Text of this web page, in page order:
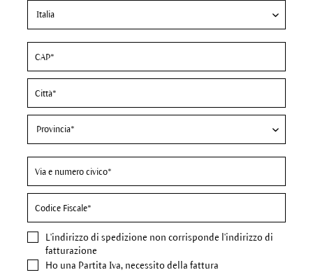
L'indirizzo di spedizione non corrisponde l'indirizzo di
fatturazione
Ho una Partita Iva, necessito della fattura